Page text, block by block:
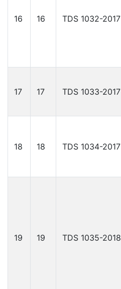
16 16 TDS 1032-2017
17 17 TDS 1033-2017
18 18 TDS 1034-2017
19 19 TDS 1035-2018